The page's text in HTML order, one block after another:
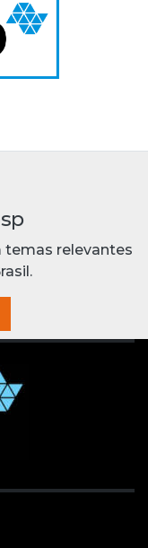
temas relevantes